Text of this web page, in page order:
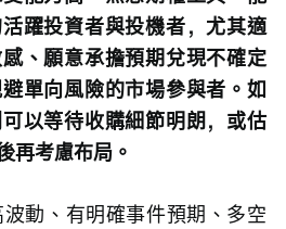
躍投資者與投機者，尤其適
、願意承擔預期兌現不確定
單向風險的市場參與者。如
以等待收購細節明朗，或估
再考慮布局。
動、有明確事件預期、多空